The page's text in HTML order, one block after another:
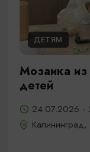
ДЕТЯМ
Мозаика
детей
24.07.2026 -
Калининград,